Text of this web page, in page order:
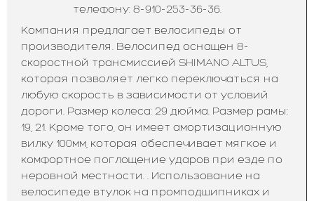
телефону: 8-910-253-36-36.
Компания предлагает велосипеды от
производителя. Велосипед оснащен 8-
скоростной трансмиссией SHIMANO ALTUS,
которая позволяет легко переключаться на
любую скорость в зависимости от условий
дороги. Размер колеса: 29 дюйма. Размер рамы:
19, 21. Кроме того, он имеет амортизационную
вилку 100мм, которая обеспечивает мягкое и
комфортное поглощение ударов при езде по
неровной местности. . Использование на
велосипеде втулок на промподшипниках и